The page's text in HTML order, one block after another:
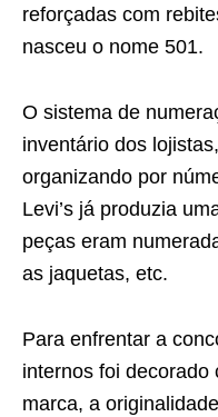
reforçadas com
nasceu o nome 501.
O sistema de
inventário dos
organizando por
Levi’s já produzia
peças eram
as jaquetas, etc.
Para enfrentar a
internos foi decorado
marca, a